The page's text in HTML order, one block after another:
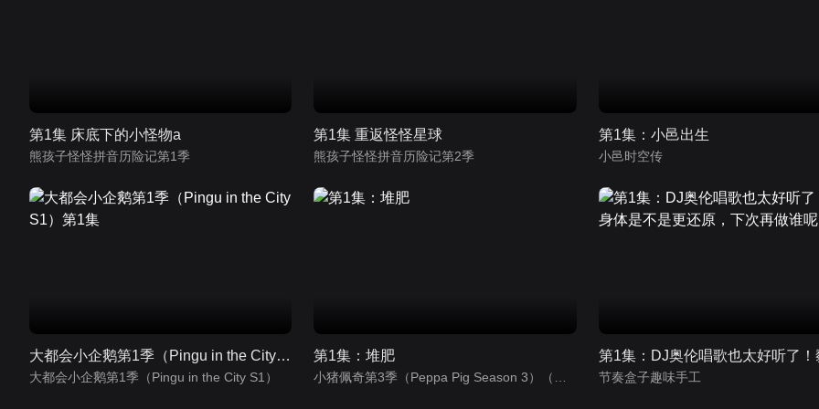
第1集 床底下的小怪物a
熊孩子怪怪拼音历险记第1季
第1集 重返怪怪星球
熊孩子怪怪拼音历险记第2季
第1集：小邑出生
小邑时空传
大都会小企鹅第1季（Pingu in the City S1）第1集
大都会小企鹅第1季（Pingu in the City S1）
第1集：堆肥
小猪佩奇第3季（Peppa Pig Season 3）（中文版）有声音频 节奏盒子趣味手工